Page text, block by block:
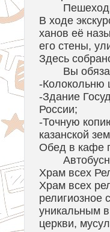
В ходе
ханов её
его стены,
Здесь
Вы
-Колокольню
-Здание
России;
-Точную
казанской
Обед в кафе
Храм всех
Храм всех
религиозное
уникальным
церкви,